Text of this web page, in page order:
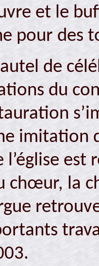
et le
pour des
de
du
imitation
l’église
chœur, la